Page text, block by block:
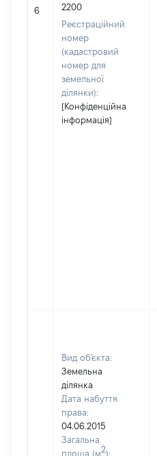
6
2200
Реєстраційний
номер
(кадастровий
номер для
земельної
ділянки):
[Конфіденційна
інформація]
Вид об'єкта:
Земельна
ділянка
Дата набуття
права:
04.06.2015
Загальна
площа (м2):